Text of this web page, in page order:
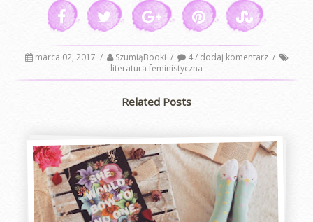
marca 02, 2017 / SzumiąBooki / 4 / dodaj komentarz /
literatura feministyczna
Related Posts